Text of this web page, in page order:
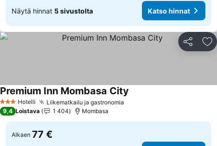
Näytä hinnat 5 sivustolta Katso hinnat
Jaa
3 Tähtiluokitus
Hotelli Liikematkailu ja gastronomia
Premium Inn Mombasa City
9,4 Loistava 1 404 Mombasa
Alkaen 77 €